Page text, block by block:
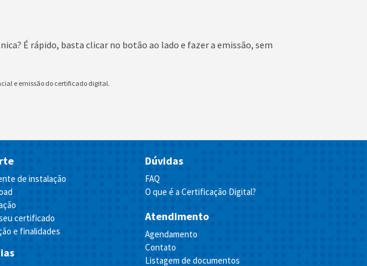
É rápido, basta clicar no botão ao lado e fazer a emissão, sem
e emissão do certificado digital.
de instalação
certificado
e finalidades
Dúvidas
FAQ
O que é a Certificação Digital?
Atendimento
Agendamento
Contato
Listagem de documentos